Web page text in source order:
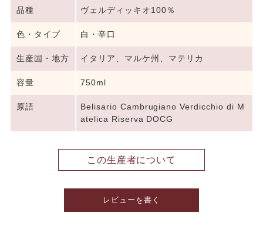
品種 ヴェルディッキオ100％
色・タイプ 白・辛口
生産国・地方 イタリア、マルケ州、マテリカ
容量 750ml
原語
Belisario Cambrugiano Verdicchio di M
atelica Riserva DOCG
この生産者について
レビューを書く